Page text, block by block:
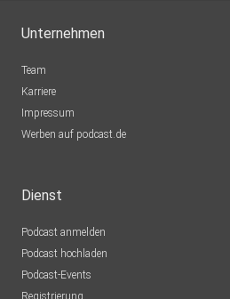
Unternehmen
Team
Karriere
Impressum
Werben auf podcast.de
Dienst
Podcast anmelden
Podcast hochladen
Podcast-Events
Registrierung